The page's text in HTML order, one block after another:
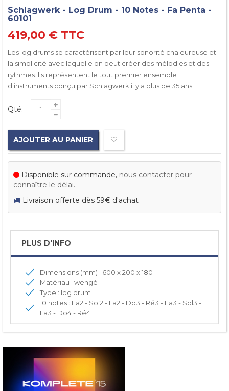
Schlagwerk - Log Drum - 10 Notes - Fa Penta -
60101
419,00 € TTC
Les log drums se caractérisent par leur sonorité chaleureuse et
la simplicité avec laquelle on peut créer des mélodies et des
rythmes. Ils représentent le tout premier ensemble
d'instruments conçu par Schlagwerk il y a plus de 35 ans.
Qté:
AJOUTER AU PANIER
Disponible sur commande, nous contacter pour
connaître le délai.
Livraison offerte dès 59€ d'achat
PLUS D'INFO
Dimensions (mm) : 600 x 200 x 180
Matériau : wengé
Type : log drum
10 notes : Fa2 - Sol2 - La2 - Do3 - Ré3 - Fa3 - Sol3 -
La3 - Do4 - Ré4